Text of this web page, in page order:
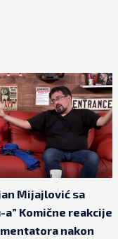
Mijajlović sa
a” Komične reakcije
nakon